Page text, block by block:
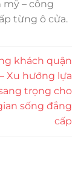
mỹ – công
từng ô cửa.
khách quận
Xu hướng lựa
trọng cho
sống đẳng
cấp